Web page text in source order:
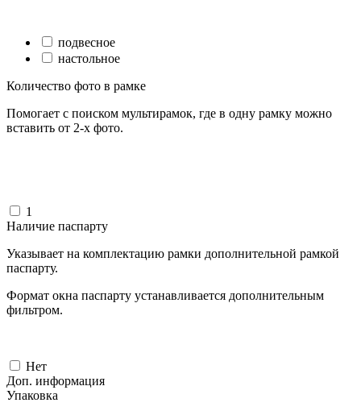
подвесное
настольное
Количество фото в рамке
Помогает с поиском мультирамок, где в одну рамку можно
вставить от 2-х фото.
1
Наличие паспарту
Указывает на комплектацию рамки дополнительной рамкой
паспарту.
Формат окна паспарту устанавливается дополнительным
фильтром.
Нет
Доп. информация
Упаковка